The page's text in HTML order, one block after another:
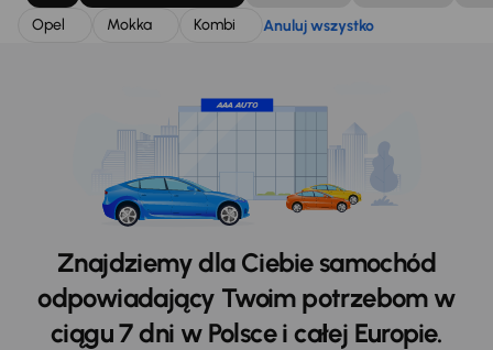
Opel
Mokka Kombi Anuluj wszystko
Znajdziemy dla Ciebie samochód
odpowiadający Twoim potrzebom w
ciągu 7 dni w Polsce i całej Europie.